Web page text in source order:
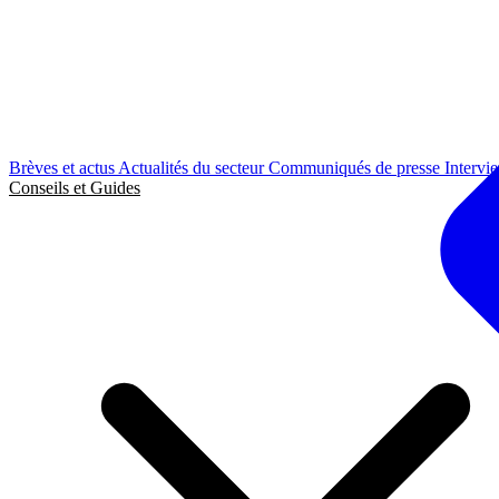
Brèves et actus Actualités du secteurCommuniqués de presse
Conseils et Guides